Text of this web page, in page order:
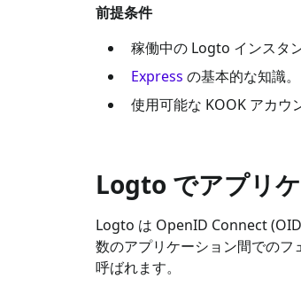
前提条件
稼働中の Logto インスタン
Express の基本的な知識。
使用可能な KOOK アカウ
Logto でアプリ
Logto は OpenID Connect
数のアプリケーション間でのフ
呼ばれます。